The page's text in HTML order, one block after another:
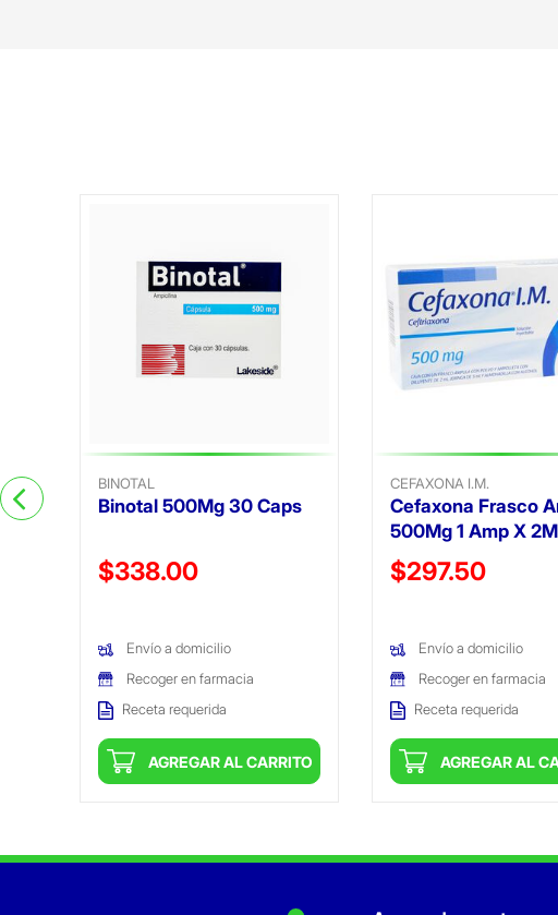
BINOTAL
Binotal 500Mg 30 Caps
Precio reducido de
$338.00
Envío a domicilio
Recoger en farmacia
Receta requerida
AGREGAR AL CARRITO
CEFAXONA I.M.
Cefaxona Frasco
500Mg 1 Amp X
Precio reducido de
$297.50
Envío a domicilio
Recoger en farmacia
Receta requerida
AGREGAR AL